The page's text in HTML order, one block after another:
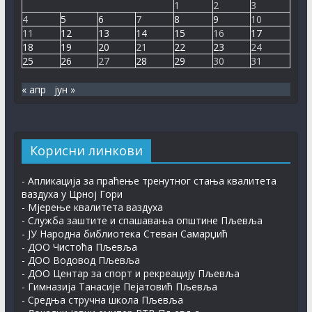
Рјешење – Остојић Слободан
30. јул 2026.
Рјешење – Клепо Џенана
1
2
3
4
5 6 7 8 9
10
11
12 13 14 15 16
17
18
19 20 21 22 23
24
25
26 27 28 29 30 31
« апр јун »
Корисни линкови
- Апликација за праћење тренутног стања квалитета
ваздуха у Црној Гори
- Мјерење квалитета ваздуха
- Служба заштите и спашавања општине Пљевља
- ЈУ Народна библиотека Стеван Самарџић
- ДОО Чистоћа Пљевља
- ДОО Водовод Пљевља
- ДОО Центар за спорт и рекреацију Пљевља
- Гимназија Танасије Пејатовић Пљевља
- Средња стручна школа Пљевља